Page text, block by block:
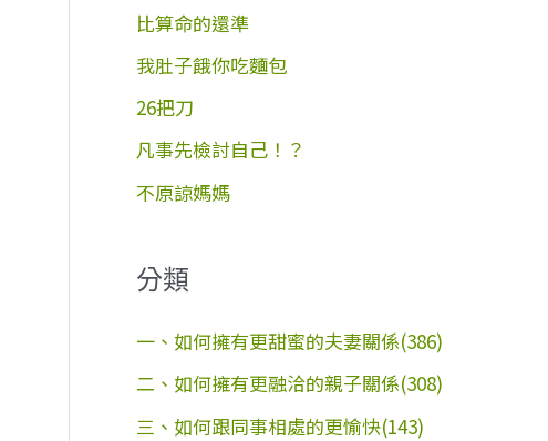
字
:
比算命的還準
我肚子餓你吃麵包
26把刀
凡事先檢討自己！？
不原諒媽媽
分類
一、如何擁有更甜蜜的夫妻關係(386)
二、如何擁有更融洽的親子關係(308)
三、如何跟同事相處的更愉快(143)